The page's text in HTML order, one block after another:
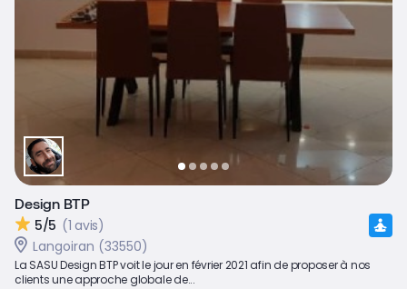
Design BTP
5/5 (1 avis)
Langoiran (33550)
La SASU Design BTP voit le jour en février 2021 afin de proposer à nos
clients une approche globale de...